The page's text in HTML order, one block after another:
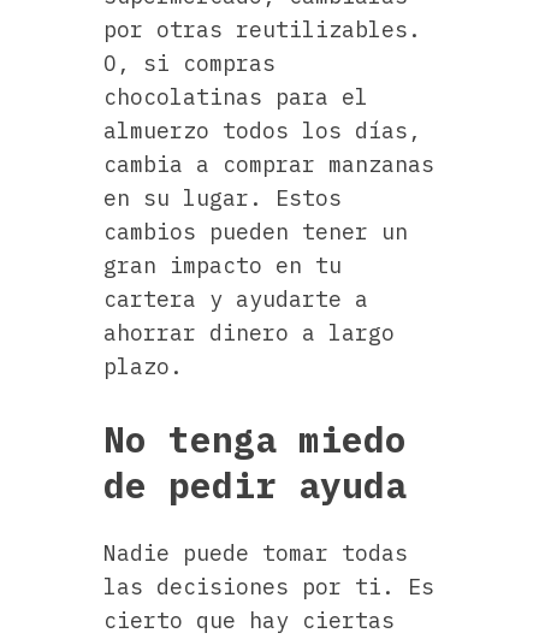
por otras reutilizables.
O, si compras
chocolatinas para el
almuerzo todos los días,
cambia a comprar manzanas
en su lugar. Estos
cambios pueden tener un
gran impacto en tu
cartera y ayudarte a
ahorrar dinero a largo
plazo.
No tenga miedo
de pedir ayuda
Nadie puede tomar todas
las decisiones por ti. Es
cierto que hay ciertas